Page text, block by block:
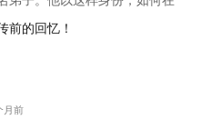
平庸的资质进入到修仙者的行
前的回忆！
月前